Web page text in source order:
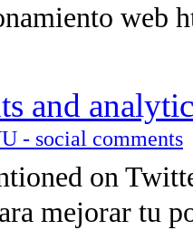
web
and
- social comments
on
mejorar tu